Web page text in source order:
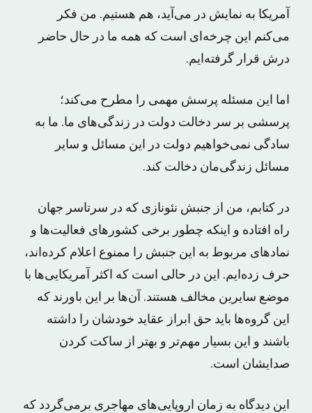
آمریکا به نمایش در می‌آید، هم هستیم. من فکر
می‌کنم این چرخه‌ای است که همه ما در حال حاضر
درش قرار گرفته‌ایم.
اما این مسئله پرسش مهمی را مطرح می‌کند؛
پرسشی بر سر دخالت دولت در زندگی‌های ما. ما به
سادگی نمی‌خواهیم دولت در این مسائل و سایر
مسائل زندگی‌مان دخالت کند.
در کتابم، من از جنبش نئونازی که در سرتاسر جهان
راه افتاده و اینکه چطور برخی کشورهای فعالیت‌ها و
نمادهای مربوط به این جنبش را ممنوع اعلام کرده‌اند،
حرف زده‌ایم. این در حالی است که اکثر آمریکایی‌ها با
موضع سایرین مخالف هستند. آن‌ها بر این باورند که
این گروه‌ها باید حق ابراز عقاید خودشان را داشته
باشند و این بسیار مهم‌تر و بهتر از ساکت کردن
صدایشان است.
این دیدگاه به زمان اروپایی‌های مهاجری برمی‌گردد که